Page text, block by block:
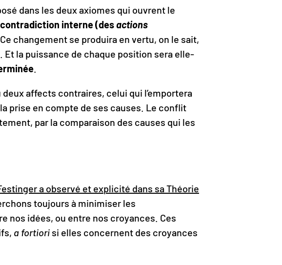
dans les deux axiomes qui ouvrent le
interne (des actions
changement se produira en vertu, on le sait,
la puissance de chaque position sera elle-
.
affects contraires, celui qui l’emportera
prise en compte de ses causes. Le conflit
par la comparaison des causes qui les
a observé et explicité dans sa Théorie
toujours à minimiser les
nos idées, ou entre nos croyances. Ces
a fortiori si elles concernent des croyances